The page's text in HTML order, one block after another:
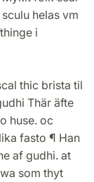
helas vm
i
thic brista til
Thär äfte
huse. oc
fasto ¶ Han
af gudhi. at
som thyt